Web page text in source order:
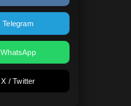
Telegram
WhatsApp
X / Twitter